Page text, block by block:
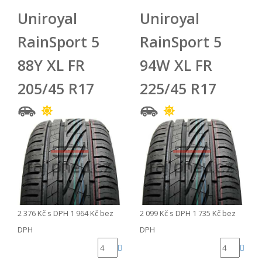
Uniroyal
RainSport 5
88Y XL FR
205/45 R17
2 376 Kč s DPH 1 964 Kč bez
DPH
Uniroyal
RainSport 5
94W XL FR
225/45 R17
2 099 Kč s DPH 1 735 Kč bez
DPH